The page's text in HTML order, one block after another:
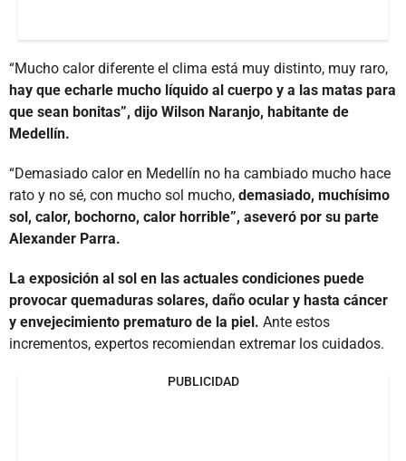
“Mucho calor diferente el clima está muy distinto, muy raro,
hay que echarle mucho líquido al cuerpo y a las matas para
que sean bonitas”, dijo Wilson Naranjo, habitante de
Medellín.
“Demasiado calor en Medellín no ha cambiado mucho hace
rato y no sé, con mucho sol mucho, demasiado, muchísimo
sol, calor, bochorno, calor horrible”, aseveró por su parte
Alexander Parra.
La exposición al sol en las actuales condiciones puede
provocar quemaduras solares, daño ocular y hasta cáncer
y envejecimiento prematuro de la piel. Ante estos
incrementos, expertos recomiendan extremar los cuidados.
PUBLICIDAD